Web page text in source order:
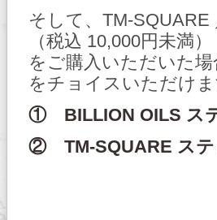
そして、TM-
（税込 10,000円未満）
をご購入いただいた
をチョイスいただけま
① BILLION OILS ス
② TM-SQUARE ス